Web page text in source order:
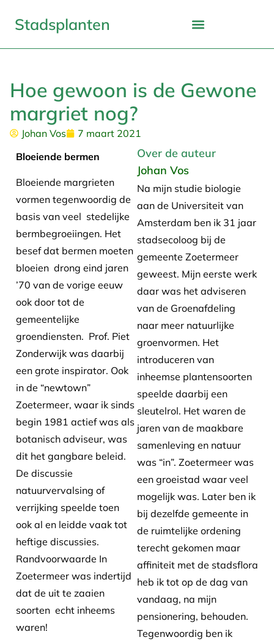
Stadsplanten
Hoe gewoon is de Gewone
margriet nog?
Johan Vos
7 maart 2021
Bloeiende bermen
Bloeiende margrieten
vormen tegenwoordig de
basis van veel stedelijke
bermbegroeiingen. Het
besef dat bermen moeten
bloeien drong eind jaren
’70 van de vorige eeuw
ook door tot de
gemeentelijke
groendiensten. Prof. Piet
Zonderwijk was daarbij
een grote inspirator. Ook
in de “newtown”
Zoetermeer, waar ik sinds
begin 1981 actief was als
botanisch adviseur, was
dit het gangbare beleid.
De discussie
natuurvervalsing of
verrijking speelde toen
ook al en leidde vaak tot
heftige discussies.
Randvoorwaarde In
Zoetermeer was indertijd
dat de uit te zaaien
soorten echt inheems
waren!
Over de auteur
Johan Vos
Na mijn studie biologie
aan de Universiteit van
Amsterdam ben ik 31 jaar
stadsecoloog bij de
gemeente Zoetermeer
geweest. Mijn eerste werk
daar was het adviseren
van de Groenafdeling
naar meer natuurlijke
groenvormen. Het
introduceren van
inheemse plantensoorten
speelde daarbij een
sleutelrol. Het waren de
jaren van de maakbare
samenleving en natuur
was “in”. Zoetermeer was
een groeistad waar veel
mogelijk was. Later ben ik
bij dezelfde gemeente in
de ruimtelijke ordening
terecht gekomen maar
affiniteit met de stadsflora
heb ik tot op de dag van
vandaag, na mijn
pensionering, behouden.
Tegenwoordig ben ik